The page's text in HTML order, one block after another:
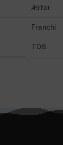
Ærter
Franchi
TDB